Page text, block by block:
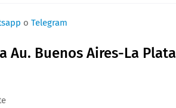
o Telegram
Au. Buenos Aires-La Plata